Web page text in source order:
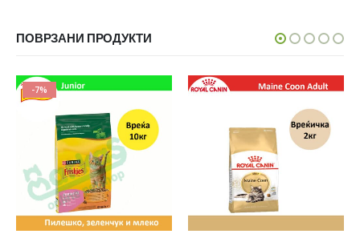
ПОВРЗАНИ ПРОДУКТИ
-7%